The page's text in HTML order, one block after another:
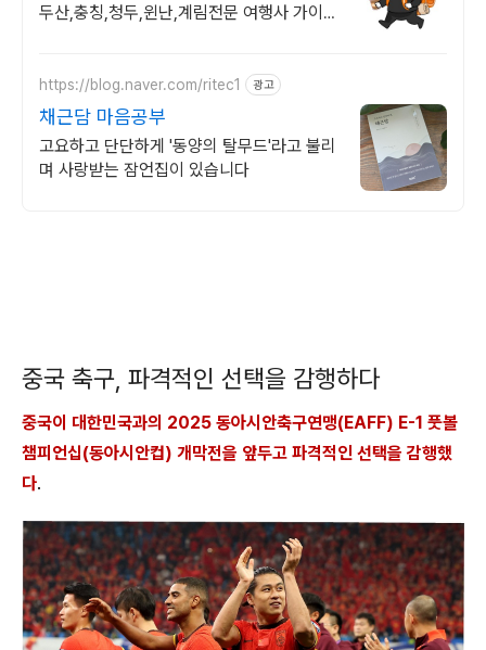
두산,충칭,청두,윈난,계림전문 여행사 가이드
https://blog.naver.com/ritec1 광고
채근담 마음공부
고요하고 단단하게 '동양의 탈무드'라고 불리
며 사랑받는 잠언집이 있습니다
중국 축구, 파격적인 선택을 감행하다
중국이 대한민국과의 2025 동아시안축구연맹(EAFF) E-1 풋볼
챔피언십(동아시안컵) 개막전을 앞두고 파격적인 선택을 감행했
다.